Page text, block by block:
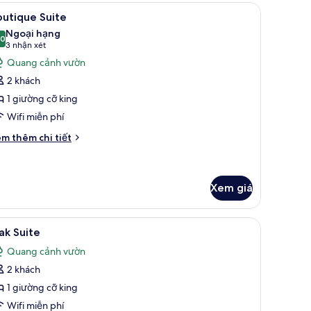
khu vực làm việc phù hợp cho laptopBoutique Suite | Khu phòng khách | TV LCD
10 Suite
trên 10
Ngoại hạng
3 nhận xét
(3
nhận
xét)
Quang cảnh vườn
2 khách
1 giường cỡ king
Wifi miễn phí
thêm chi tiết
Xem giá
khu vực làm việc phù hợp cho laptopOak Suite | Két bảo mật tại phòng, bàn,
12 Suite
Quang cảnh vườn
2 khách
1 giường cỡ king
Wifi miễn phí